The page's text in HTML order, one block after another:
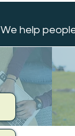
We help